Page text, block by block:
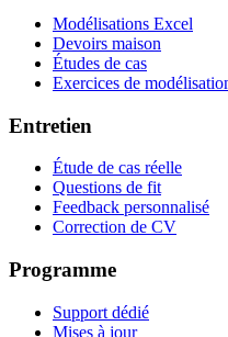
Modélisations Excel
Devoirs maison
Études de cas
Exercices de
Entretien
Étude de cas réelle
Questions de fit
Feedback personnalisé
Correction de CV
Programme
Support dédié
Mises à jour